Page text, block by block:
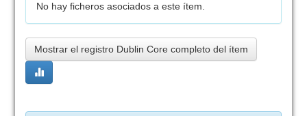
No hay ficheros asociados a este ítem.
Mostrar el registro Dublin Core completo del ítem